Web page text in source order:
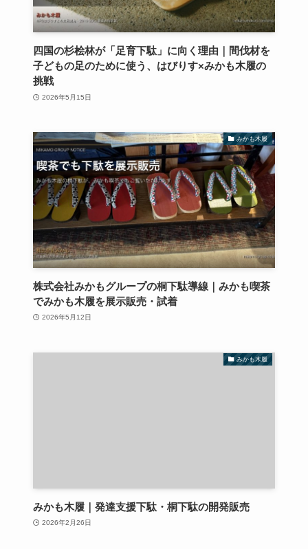
四国の杉桧林が「足育下駄」に向く理由｜間伐材を
子どもの足のために使う、はびりす×みかも木履の
挑戦
2026年5月15日
みかも木履
株式会社みかもグループの桐下駄導線｜みかも喫茶
でみかも木履を展示販売・試着
2026年5月12日
みかも木履
みかも木履｜発達支援下駄・桐下駄の開発販売
2026年2月26日